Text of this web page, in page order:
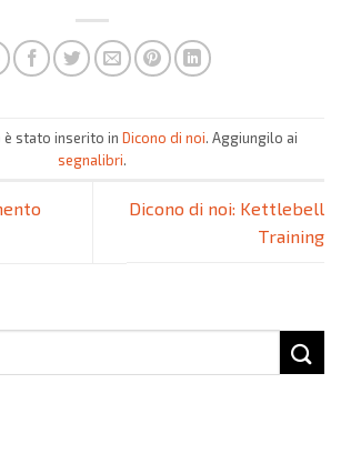
è stato inserito in Dicono di noi. Aggiungilo ai
segnalibri.
Dicono di noi: Kettlebell
Training